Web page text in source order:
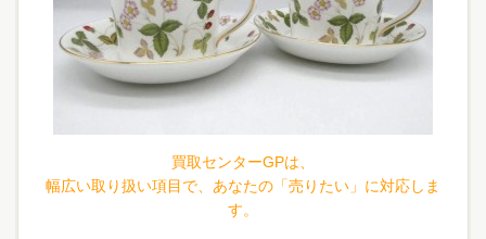
買取センターGPは、
幅広い取り扱い項目で、あなたの「売りたい」に対応しま
す。